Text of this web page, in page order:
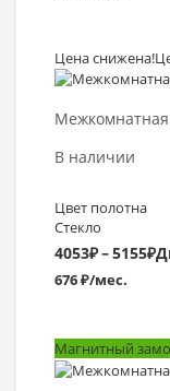
Цена снижена!
В наличии
Цвет полотна
Стекло
4053₽–5155₽
676 ₽/мес.
Магнитный